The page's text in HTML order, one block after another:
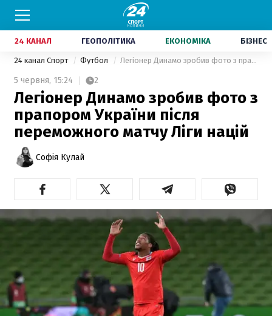
24 КАНАЛ ГЕОПОЛІТИКА ЕКОНОМІКА БІЗНЕС
24 канал Спорт Футбол Легіонер Динамо зробив фото з прапором України після переможного матчу Ліги націй
5 червня, 15:24 2
Легіонер Динамо зробив фото з
прапором України після
переможного матчу Ліги націй
Софія Кулай